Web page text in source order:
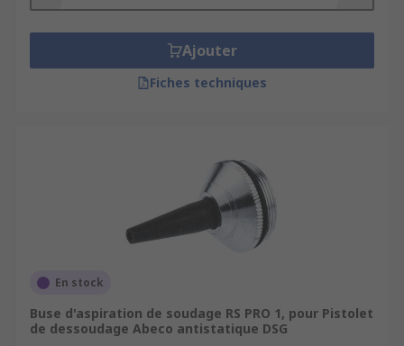
Ajouter
Fiches techniques
En stock
Buse d'aspiration de soudage RS PRO 1, pour Pistolet
de dessoudage Abeco antistatique DSG